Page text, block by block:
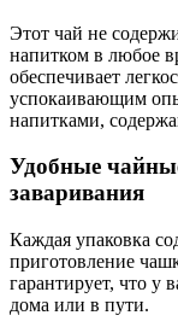
Этот чай не
напитком в любое
обеспечивает
успокаивающим
напитками,
Удобные
заваривания
Каждая упаковка
приготовление
гарантирует, что у
дома или в пути.